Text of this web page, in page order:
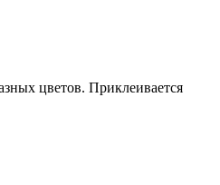
цветов. Приклеивается